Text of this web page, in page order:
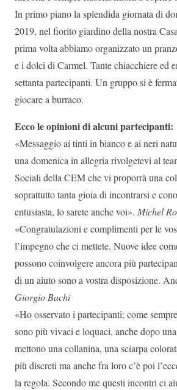
In primo piano la splendida giornata di
2019, nel fiorito giardino della nostra
prima volta abbiamo organizzato un
e i dolci di Carmel. Tante chiacchiere ed
settanta partecipanti. Un gruppo si è
giocare a burraco.
Ecco le opinioni di alcuni partecipanti:
«Messaggio ai tinti in bianco e ai neri
una domenica in allegria rivolgetevi al
Sociali della CEM che vi proporrà una
soprattutto tanta gioia di incontrarsi e
entusiasta, lo sarete anche voi». Michel
«Congratulazioni e complimenti per le
l’impegno che ci mettete. Nuove idee
possono coinvolgere ancora più
di un aiuto sono a vostra disposizione.
Giorgio Bachi
«Ho osservato i partecipanti; come
sono più vivaci e loquaci, anche dopo
mettono una collanina, una sciarpa
più discreti ma anche fra loro c’è poi
la regola. Secondo me questi incontri ci